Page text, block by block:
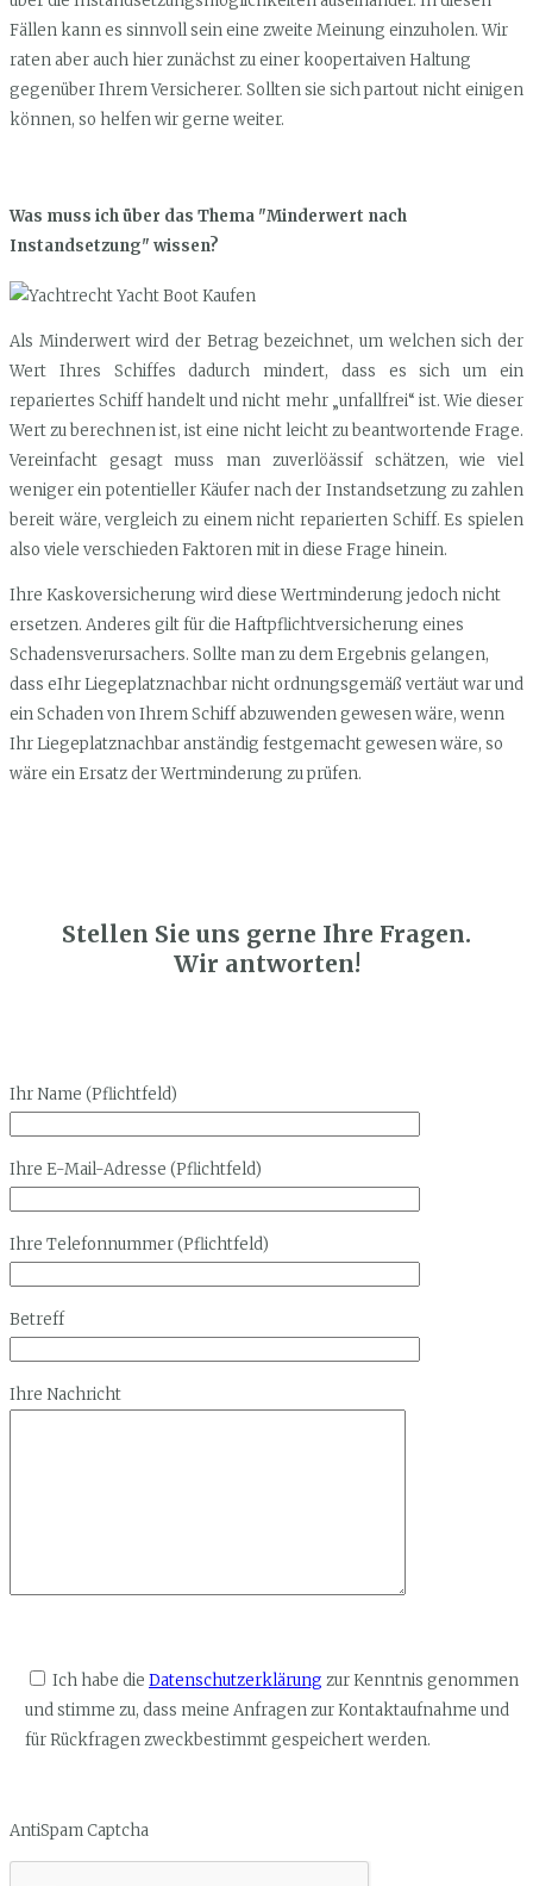
Fällen kann es sinnvoll sein eine zweite Meinung einzuholen. Wir
raten aber auch hier zunächst zu einer koopertaiven Haltung
gegenüber Ihrem Versicherer. Sollten sie sich partout nicht einigen
können, so helfen wir gerne weiter.
Was muss ich über das Thema "Minderwert nach
Instandsetzung" wissen?
Als Minderwert wird der Betrag bezeichnet, um welchen sich der
Wert Ihres Schiffes dadurch mindert, dass es sich um ein
repariertes Schiff handelt und nicht mehr „unfallfrei“ ist. Wie dieser
Wert zu berechnen ist, ist eine nicht leicht zu beantwortende Frage.
Vereinfacht gesagt muss man zuverlöässif schätzen, wie viel
weniger ein potentieller Käufer nach der Instandsetzung zu zahlen
bereit wäre, vergleich zu einem nicht reparierten Schiff. Es spielen
also viele verschieden Faktoren mit in diese Frage hinein.
Ihre Kaskoversicherung wird diese Wertminderung jedoch nicht
ersetzen. Anderes gilt für die Haftpflichtversicherung eines
Schadensverursachers. Sollte man zu dem Ergebnis gelangen,
dass eIhr Liegeplatznachbar nicht ordnungsgemäß vertäut war und
ein Schaden von Ihrem Schiff abzuwenden gewesen wäre, wenn
Ihr Liegeplatznachbar anständig festgemacht gewesen wäre, so
wäre ein Ersatz der Wertminderung zu prüfen.
Stellen Sie uns gerne Ihre Fragen.
Wir antworten!
Ihr Name (Pflichtfeld)
Ihre E-Mail-Adresse (Pflichtfeld)
Ihre Telefonnummer (Pflichtfeld)
Betreff
Ihre Nachricht
Ich habe die Datenschutzerklärung zur Kenntnis genommen
und stimme zu, dass meine Anfragen zur Kontaktaufnahme und
für Rückfragen zweckbestimmt gespeichert werden.
AntiSpam Captcha